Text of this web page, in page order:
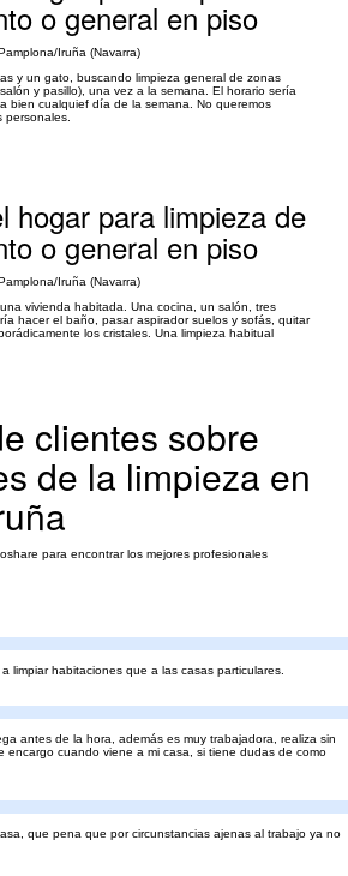
o general en piso
Iruña (Navarra)
y un gato, buscando limpieza general de zonas
y pasillo), una vez a la semana. El horario sería
bien cualquief día de la semana. No queremos
personales.
hogar para limpieza de
o general en piso
Iruña (Navarra)
vivienda habitada. Una cocina, un salón, tres
hacer el baño, pasar aspirador suelos y sofás, quitar
los cristales. Una limpieza habitual
clientes sobre
de la limpieza en
para encontrar los mejores profesionales
limpiar habitaciones que a las casas particulares.
antes de la hora, además es muy trabajadora, realiza sin
encargo cuando viene a mi casa, si tiene dudas de como
que pena que por circunstancias ajenas al trabajo ya no